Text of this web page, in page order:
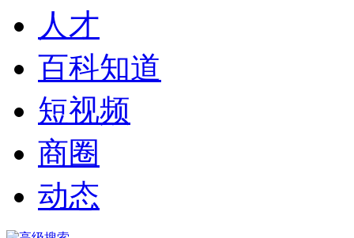
人才
百科知道
短视频
商圈
动态